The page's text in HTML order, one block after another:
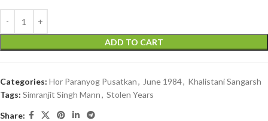
ADD TO CART
Categories: Hor Paranyog Pusatkan, June 1984, Khalistani Sangarsh
Tags: Simranjit Singh Mann, Stolen Years
Share: